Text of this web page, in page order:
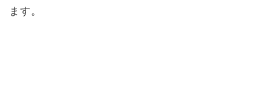
ます。